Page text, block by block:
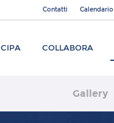
Contatti Calendario
COLLABORA
Gallery